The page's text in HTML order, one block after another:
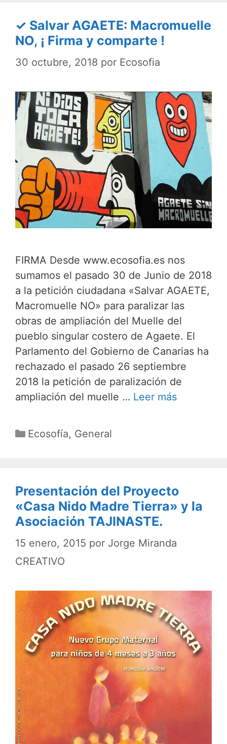
✓ Salvar AGAETE: Macromuelle
NO, ¡ Firma y comparte !
30 octubre, 2018 por Ecosofia
FIRMA Desde www.ecosofia.es nos
sumamos el pasado 30 de Junio de 2018
a la petición ciudadana «Salvar AGAETE,
Macromuelle NO» para paralizar las
obras de ampliación del Muelle del
pueblo singular costero de Agaete. El
Parlamento del Gobierno de Canarias ha
rechazado el pasado 26 septiembre
2018 la petición de paralización de
ampliación del muelle … Leer más
Categorías
Ecosofía, General
Presentación del Proyecto
«Casa Nido Madre Tierra» y la
Asociación TAJINASTE.
15 enero, 2015 por Jorge Miranda
CREATIVO